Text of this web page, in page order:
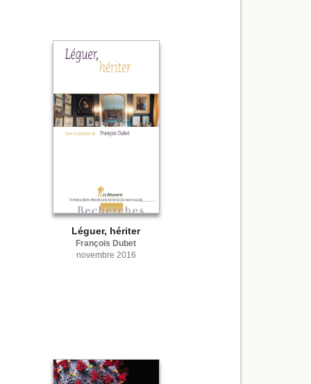
Léguer, hériter
François Dubet
novembre 2016